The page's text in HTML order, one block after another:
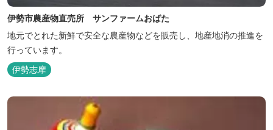
伊勢市農産物直売所 サンファームおばた
地元でとれた新鮮で安全な農産物などを販売し、地産地消の推進を
行っています。
伊勢志摩